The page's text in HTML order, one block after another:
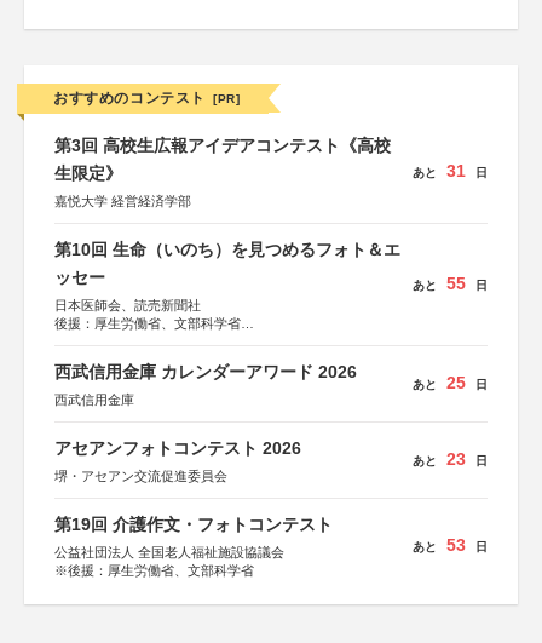
おすすめのコンテスト [PR]
第3回 高校生広報アイデアコンテスト《高校
生限定》
嘉悦大学 経営経済学部
あと 31 日
第10回 生命（いのち）を見つめるフォト＆エ
ッセー
日本医師会、読売新聞社
後援：厚生労働省、文部科学省
しん生命保険株式会社
あと 55 日
西武信用金庫 カレンダーアワード 2026
西武信用金庫
あと 25 日
アセアンフォトコンテスト 2026
堺・アセアン交流促進委員会
あと 23 日
第19回 介護作文・フォトコンテスト
公益社団法人 全国老人福祉施設協議会
※後援：厚生労働省、文部科学省
あと 53 日